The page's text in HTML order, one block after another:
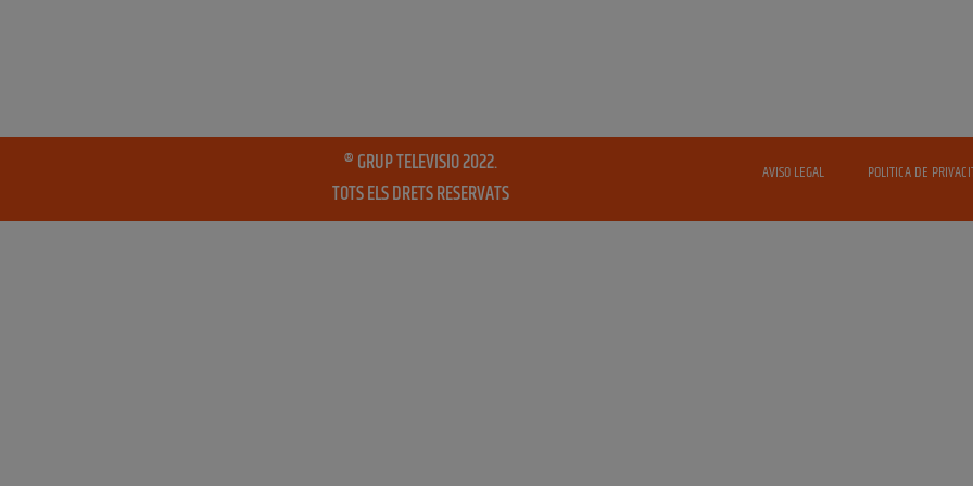
® GRUP TELEVISIO 2022.
TOTS ELS DRETS RESERVATS
AVISO LEGAL POLITICA DE